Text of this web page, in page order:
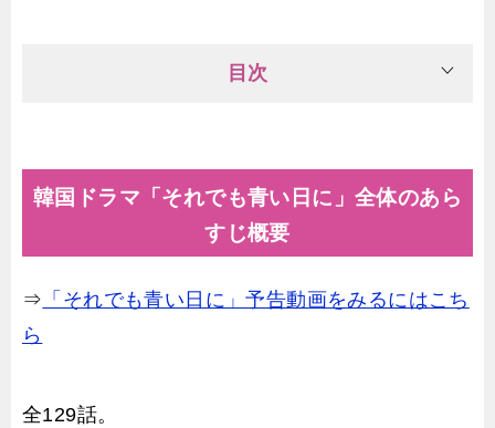
目次
韓国ドラマ「それでも青い日に」全体のあら
すじ概要
⇒ 「それでも青い日に」予告動画をみるにはこち
ら
全129話。